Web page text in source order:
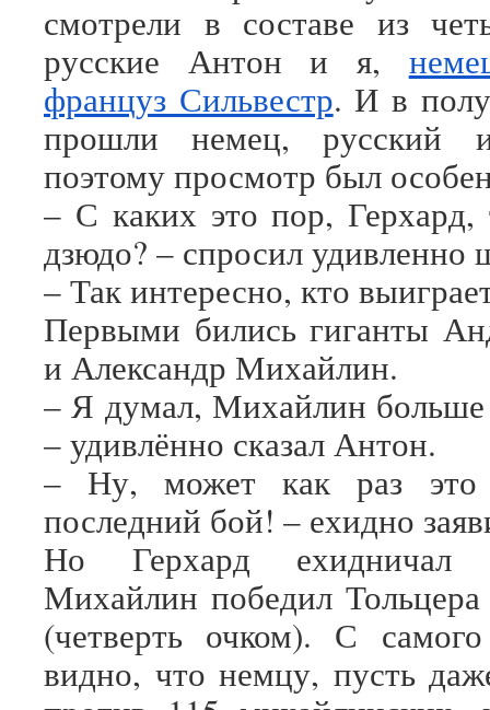
смотрели в составе из
русские Антон и я,
француз Сильвестр. И в
прошли немец, русский
поэтому просмотр был
– С каких это пор,
дзюдо? – спросил удивленно
– Так интересно, кто
Первыми бились гиганты
и Александр Михайлин.
– Я думал, Михайлин больше
– удивлённо сказал Антон.
– Ну, может как раз это
последний бой! – ехидно
Но Герхард ехидничал
Михайлин победил
(четверть очком). С
видно, что немцу, пусть